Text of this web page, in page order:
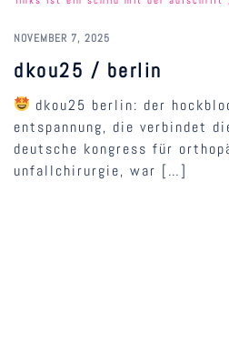
NOVEMBER 7, 2025
dkou25 / berlin
dkou25 berlin: der
entspannung, die verbindet
deutsche kongress für
unfallchirurgie, war […]